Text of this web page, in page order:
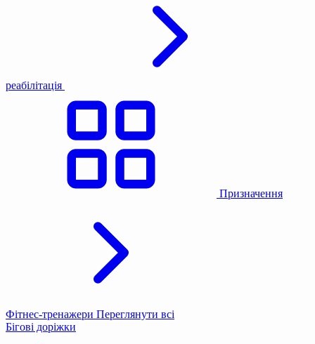
реабілітація
Призначення
Фітнес-тренажери Переглянути всі
Бігові доріжки